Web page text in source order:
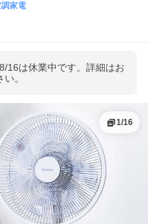
家電
は休業中です。詳細はお
。
1/16